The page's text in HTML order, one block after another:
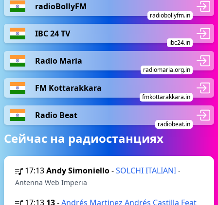
radioBollyFM
radiobollyfm.in
IBC 24 TV
ibc24.in
Radio Maria
radiomaria.org.in
FM Kottarakkara
fmkottarakkara.in
Radio Beat
radiobeat.in
Сейчас на радиостанциях
17:13Andy Simoniello-SOLCHI ITALIANI -
Antenna Web Imperia
17:13 13-Andrés Martinez Andrés Castilla Feat